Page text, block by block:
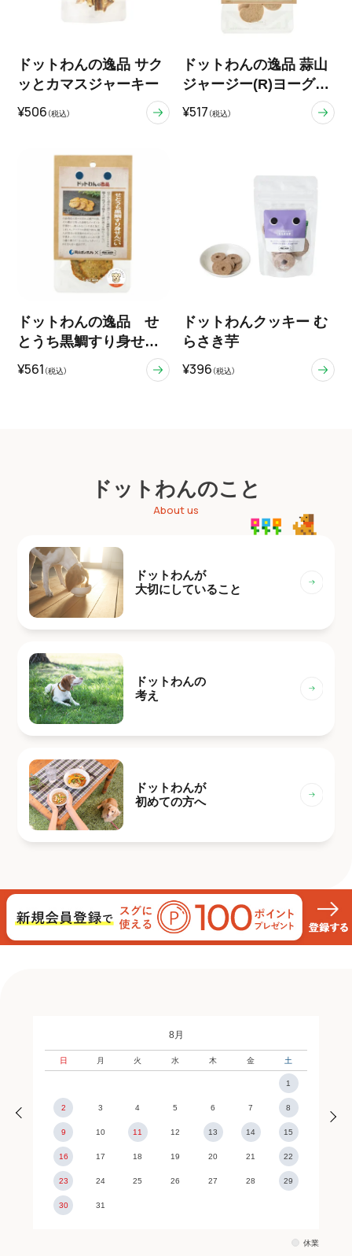
ドットわんの逸品 サク
ッとカマスジャーキー
¥506 （税込）
ドットわんの逸品 蒜山
ジャージー(R)ヨーグル
トクッキー
¥517 （税込）
ドットわんの逸品 せ
とうち黒鯛すり身せん
べい
¥561 （税込）
ドットわんクッキー む
らさき芋
¥396 （税込）
ドットわんのこと
About us
ドットわんが
大切にしていること
ドットわんの
考え
ドットわんが
初めての方へ
8月
日 月 火 水 木 金 土
1
2 3 4 5 6 7 8
9 10 11 12 13 14 15
16 17 18 19 20 21 22
23 24 25 26 27 28 29
30 31
休業